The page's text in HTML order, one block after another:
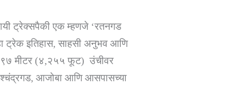
ट्रेक्सपैकी एक म्हणजे ‘रतनगड
ट्रेक इतिहास, साहसी अनुभव आणि
मीटर (४,२५५ फूट) उंचीवर
आजोबा आणि आसपासच्या